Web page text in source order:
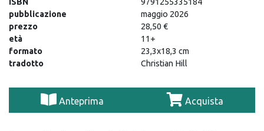
pubblicazione
maggio 2026
prezzo
28,50 €
età
11+
formato
23,3x18,3 cm
tradotto
Christian Hill
Anteprima Acquista